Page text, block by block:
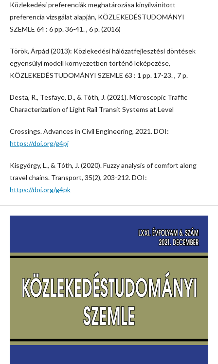
Közlekedési preferenciák meghatározása kinyílvánított
preferencia vizsgálat alapján, KÖZLEKEDÉSTUDOMÁNYI
SZEMLE 64 : 6 pp. 36-41. , 6 p. (2016)
Török, Árpád (2013): Közlekedési hálózatfejlesztési döntések
egyensúlyi modell környezetben történő leképezése,
KÖZLEKEDÉSTUDOMÁNYI SZEMLE 63 : 1 pp. 17-23. , 7 p.
Desta, R., Tesfaye, D., & Tóth, J. (2021). Microscopic Traffic
Characterization of Light Rail Transit Systems at Level
Crossings. Advances in Civil Engineering, 2021. DOI:
https://doi.org/g4pj
Kisgyörgy, L., & Tóth, J. (2020). Fuzzy analysis of comfort along
travel chains. Transport, 35(2), 203-212. DOI:
https://doi.org/g4pk